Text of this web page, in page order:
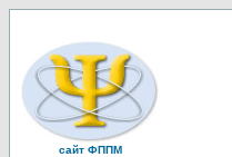
сайт ФППМ